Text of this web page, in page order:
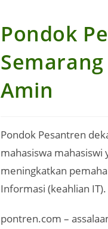
Pondok
Amin
Pondok Pesantren
mahasiswa
meningkatkan
Informasi (keahlian IT).
pontren.com –